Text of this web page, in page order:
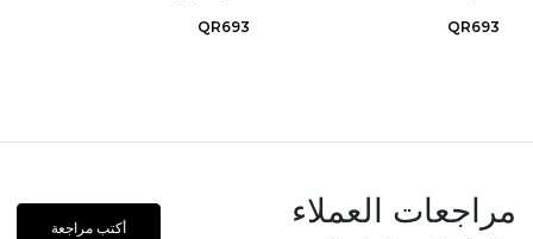
QR693
QR693
مراجعات العملاء أكتب مراجعة